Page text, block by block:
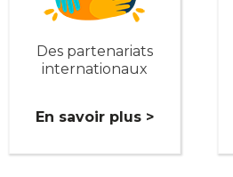
Des partenariats
internationaux
En savoir plus >